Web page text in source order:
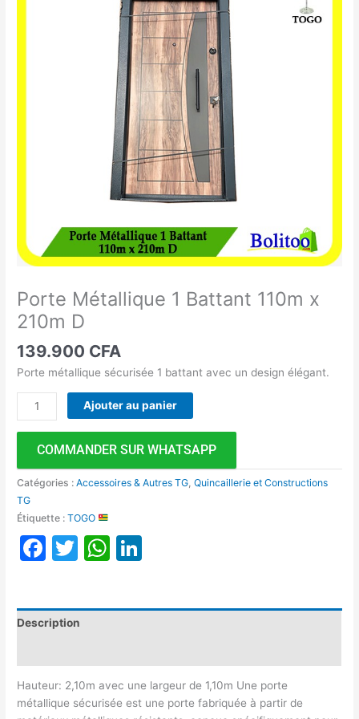
Porte Métallique 1 Battant 110m x
210m D
139.900 CFA
Porte métallique sécurisée 1 battant avec un design élégant.
Ajouter au panier
COMMANDER SUR WHATSAPP
Catégories :Accessoires & Autres TG ,Quincaillerie et Constructions
TG
Étiquette :TOGO
Facebook
TwitterWhatsApp
Description
Hauteur: 2,10m avec une largeur de 1,10m Une porte
métallique sécurisée est une porte fabriquée à partir de